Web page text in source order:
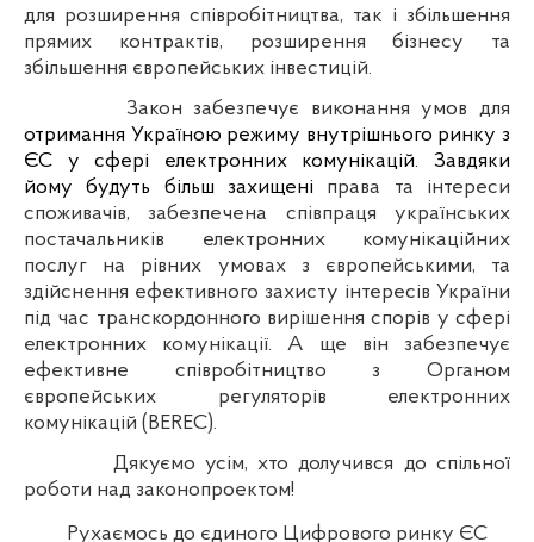
для розширення співробітництва, так і збільшення
прямих контрактів, розширення бізнесу та
збільшення європейських інвестицій.
Закон забезпечує виконання умов для
отримання Україною режиму внутрішнього ринку з
ЄС у сфері електронних комунікацій. Завдяки
йому будуть більш захищені права та інтереси
споживачів, забезпечена співпраця українських
постачальників електронних комунікаційних
послуг на рівних умовах з європейськими, та
здійснення ефективного захисту інтересів України
під час транскордонного вирішення спорів у сфері
електронних комунікації. А ще він забезпечує
ефективне співробітництво з Органом
європейських регуляторів електронних
комунікацій (BEREC).
Дякуємо усім, хто долучився до спільної
роботи над законопроектом!
Рухаємось до єдиного Цифрового ринку ЄС